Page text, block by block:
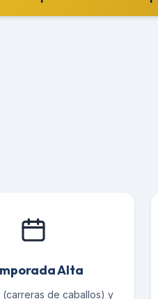
Alta
(carreras de caballos) y